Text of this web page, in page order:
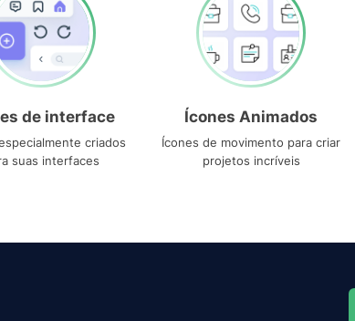
de interface
criados
suas interfaces
Ícones Animados
Ícones de movimento para criar
projetos incríveis